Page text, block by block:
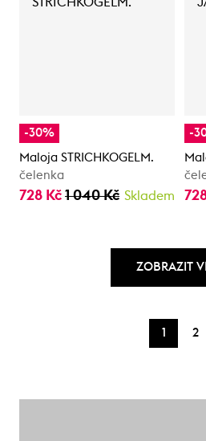
-30%
Maloja STRICHKOGELM.
čelenka
728 Kč 1 040 Kč Skladem
-
ZOBRAZIT
1 2